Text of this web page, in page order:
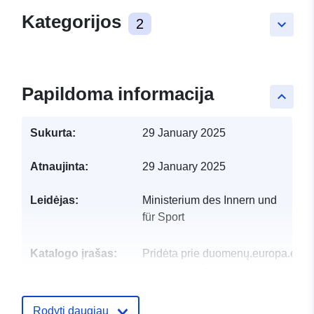
keyboard_arrow_down
Kategorijos 2
keyboard_arrow_up
Papildoma informacija
Sukurta: 29 January 2025
Atnaujinta: 29 January 2025
Leidėjas:
Ministerium des Innern und
für Sport
Katalogo įrašas: Pridėta prie duomenų.europa.eu:
Rodyti daugiau